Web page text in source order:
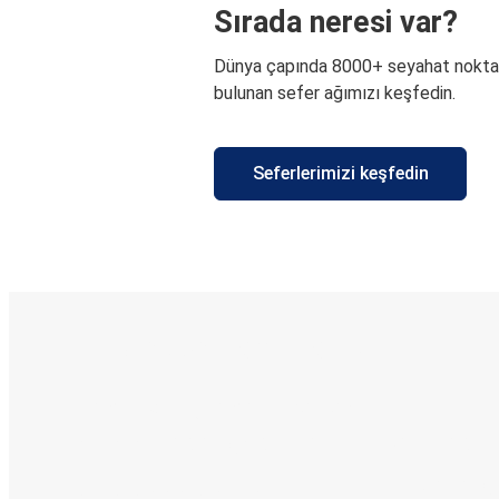
Sırada neresi var?
Dünya çapında 8000+ seyahat
bulunan sefer ağımızı keşfedin.
Seferlerimizi keşfedin